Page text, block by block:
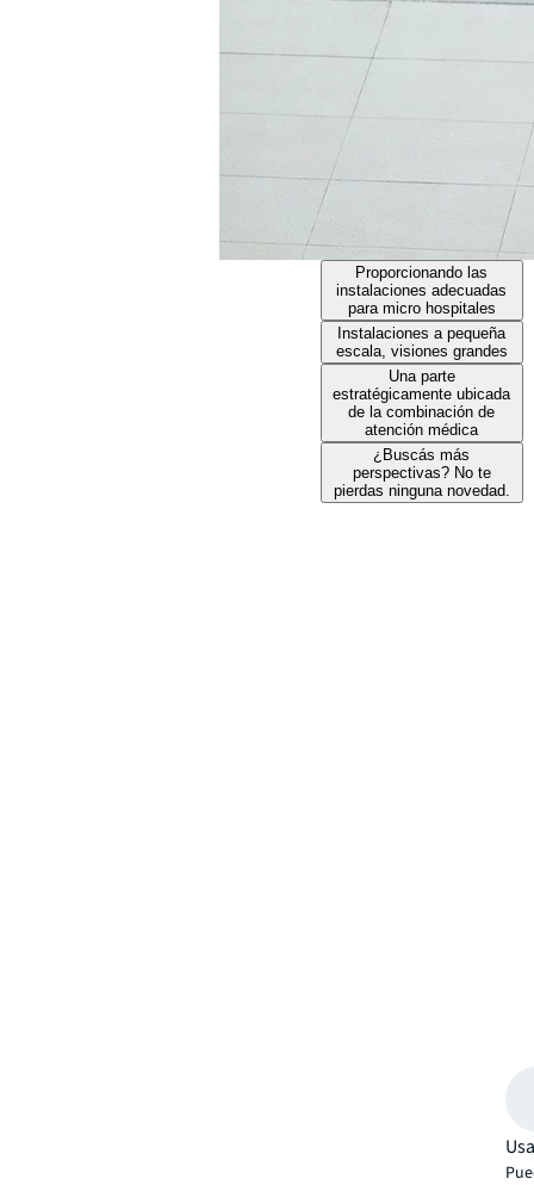
Proporcionando las
instalaciones adecuadas
para micro hospitales
Instalaciones a pequeña
escala, visiones grandes
Una parte
estratégicamente ubicada
de la combinación de
atención médica
¿Buscás más
perspectivas? No te
pierdas ninguna novedad.